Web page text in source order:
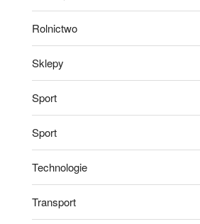
Rolnictwo
Sklepy
Sport
Sport
Technologie
Transport